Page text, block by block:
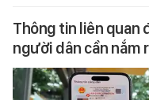
Thông tin liên quan
người dân cần nắm